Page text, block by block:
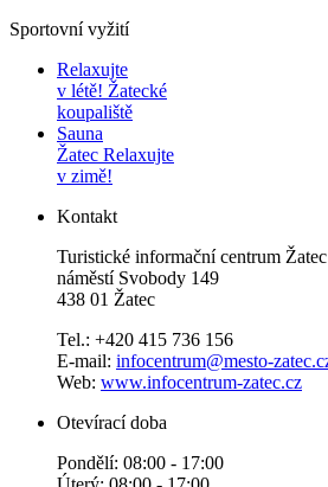
Sportovní vyžití
Relaxujte
v létě! Žatecké
koupaliště
Sauna
Žatec Relaxujte
v zimě!
Kontakt
Turistické informační centrum Žatec
náměstí Svobody 149
438 01 Žatec
Tel.: +420 415 736 156
E-mail: infocentrum@mesto-
Web: www.infocentrum-zatec.cz
Otevírací doba
Pondělí: 08:00 - 17:00